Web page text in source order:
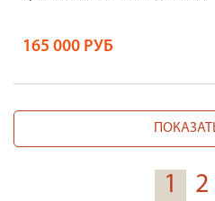
165 000 РУБ
1 2